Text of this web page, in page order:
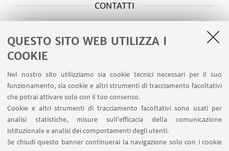
QUESTO SITO WEB UTILIZZA I
COOKIE
Nel nostro sito utilizziamo sia cookie tecnici necessari per il suo
funzionamento, sia cookie e altri strumenti di tracciamento facoltativi
che potrai attivare solo con il tuo consenso.
Cookie e altri strumenti di tracciamento facoltativi sono usati per
analisi statistiche, misure sull'efficacia della comunicazione
istituzionale e analisi dei comportamenti degli utenti.
Se chiudi questo banner continuerai la navigazione solo con i cookie
CONTATTI
Magistrale e LoCaTe di Chimica
Astrofisica (LM)
Referente: Annalisa Corsini
+39 051 2093891
Scrivi una mail